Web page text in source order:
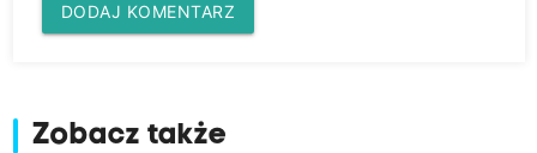
DODAJ KOMENTARZ
Zobacz także